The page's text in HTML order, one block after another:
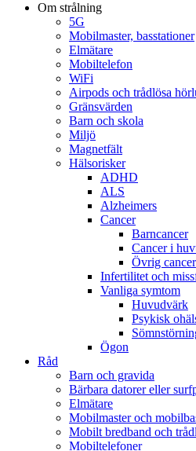
Om strålning
5G
Mobilmaster, basstationer
Elmätare
Mobiltelefon
WiFi
Airpods och trådlösa
Gränsvärden
Barn och skola
Miljö
Magnetfält
Hälsorisker
ADHD
ALS
Alzheimers
Cancer
Barncancer
Cancer i
Övrig cancer
Infertilitet och
Vanliga symtom
Huvudvärk
Psykisk
Ögon
Råd
Barn och gravida
Bärbara datorer eller
Elmätare
Mobilmaster och
Mobilt bredband och
Mobiltelefoner